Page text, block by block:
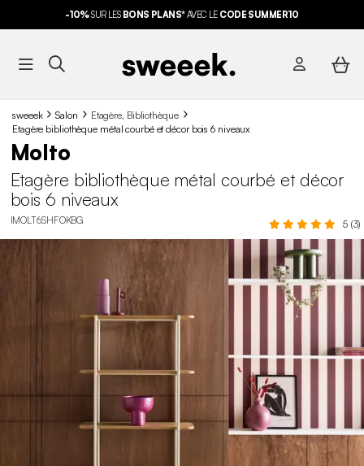
-10%SUR LES BONS PLANS*AVEC LE CODE SUMMER10
sweeek Salon
Etagère, Bibliothèque
Etagère bibliothèque métal courbé et décor bois 6 niveaux
Molto
Etagère bibliothèque métal courbé et décor
bois 6 niveaux
IMOLT6SHFOKBG 5 (3)